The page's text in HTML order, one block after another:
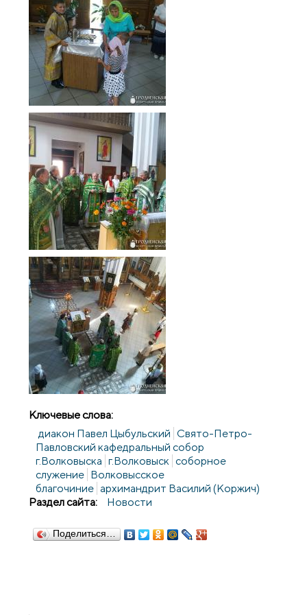
Ключевые слова:
диакон Павел Цыбульский Свято-Петро-
Павловский кафедральный собор
г.Волковыска г.Волковыск соборное
служение Волковысское
благочиние архимандрит Василий (Коржич)
Раздел сайта:
Новости
Поделиться…